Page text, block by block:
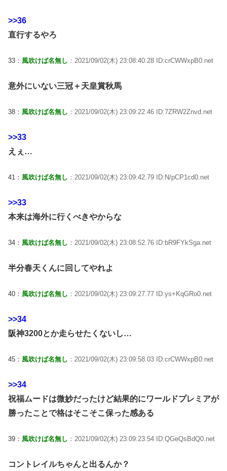
>>36
直行するやろ
33： 風吹けば名無し ：2021/09/02(木) 23:08:40.28 ID:crCWWxpB0.net
意外にいない三冠＋天皇賞秋馬
38： 風吹けば名無し ：2021/09/02(木) 23:09:22.46 ID:7ZRW2Znvd.net
>>33
えぇ…
41： 風吹けば名無し ：2021/09/02(木) 23:09:42.79 ID:N/pCP1cd0.net
>>33
本来は海外に行くべきやからな
34： 風吹けば名無し ：2021/09/02(木) 23:08:52.76 ID:bR9FYkSga.net
半分春天くんに回してやれよ
40： 風吹けば名無し ：2021/09/02(木) 23:09:27.77 ID:ys+KqGRo0.net
>>34
阪神3200とか走らせたくないし…
45： 風吹けば名無し ：2021/09/02(木) 23:09:58.03 ID:crCWWxpB0.net
>>34
祝福ムードは微妙だったけど結果的にワールドプレミアが
勝ったことで格はそこそこ保った感ある
39： 風吹けば名無し ：2021/09/02(木) 23:09:23.54 ID:QGeQsBdQ0.net
コントレイルちゃんと出るんか？